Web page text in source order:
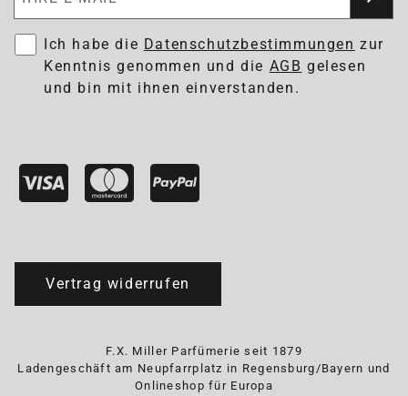
Ich habe die Datenschutzbestimmungen zur
Kenntnis genommen und die AGB gelesen
und bin mit ihnen einverstanden.
Vertrag widerrufen
F.X. Miller Parfümerie seit 1879
Ladengeschäft am Neupfarrplatz in Regensburg/Bayern und
Onlineshop für Europa